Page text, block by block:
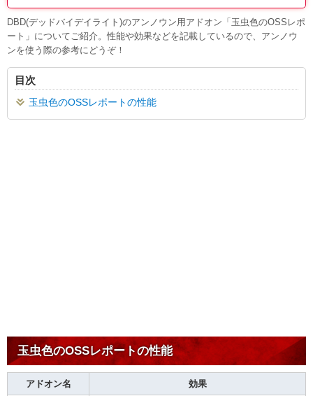
DBD(デッドバイデイライト)のアンノウン用アドオン「玉虫色のOSSレポ
ート」についてご紹介。性能や効果などを記載しているので、アンノウ
ンを使う際の参考にどうぞ！
目次
玉虫色のOSSレポートの性能
玉虫色のOSSレポートの性能
アドオン名 効果